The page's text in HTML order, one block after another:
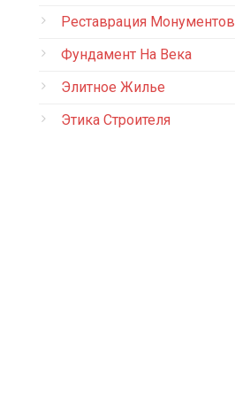
Реставрация Монументов
Фундамент На Века
Элитное Жилье
Этика Строителя